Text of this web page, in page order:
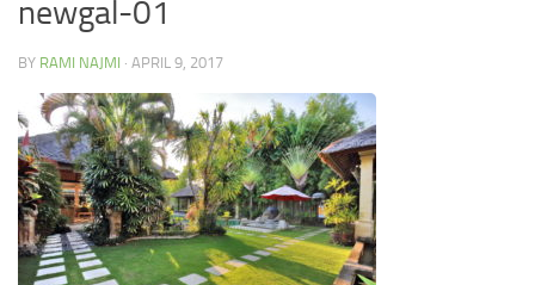
newgal-01
BY RAMI NAJMI · APRIL 9, 2017